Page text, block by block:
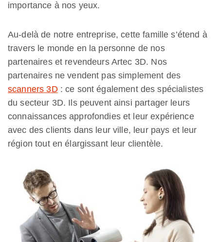
importance à nos yeux.
Au-delà de notre entreprise, cette famille s’étend à
travers le monde en la personne de nos
partenaires et revendeurs Artec 3D. Nos
partenaires ne vendent pas simplement des
scanners 3D: ce sont également des spécialistes
du secteur 3D. Ils peuvent ainsi partager leurs
connaissances approfondies et leur expérience
avec des clients dans leur ville, leur pays et leur
région tout en élargissant leur clientèle.